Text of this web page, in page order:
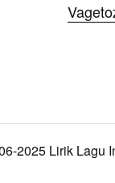
2025 Lirik Lagu